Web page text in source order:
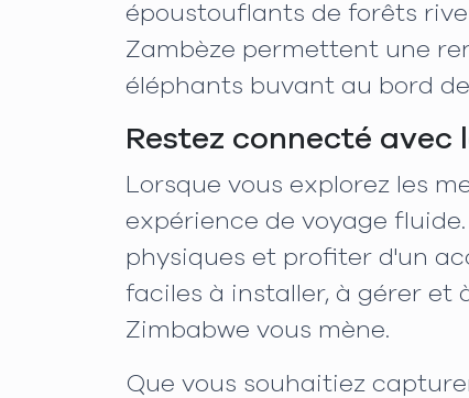
époustouflants de forêts
Zambèze permettent une
éléphants buvant au bord
Restez connecté avec
Lorsque vous explorez les
expérience de voyage
physiques et profiter d'un
faciles à installer, à gérer et
Zimbabwe vous mène.
Que vous souhaitiez